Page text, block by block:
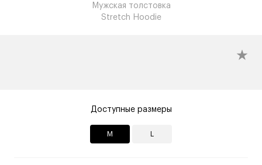
Мужская толстовка
Stretch Hoodie
Доступные размеры
M